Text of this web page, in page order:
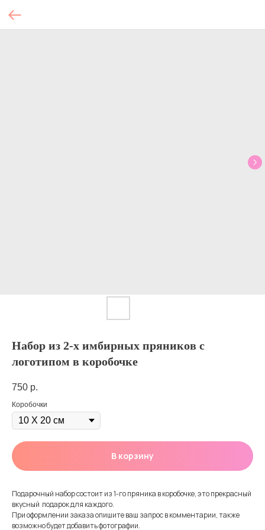
Набор из 2-х имбирных пряников с
логотипом в коробочке
750 р.
Коробочки
В корзину
Подарочный набор состоит из 1-го пряника в коробочке, это прекрасный
вкусный подарок для каждого.
При оформлении заказа опишите ваш запрос в комментарии, также
возможно будет добавить фотографии.